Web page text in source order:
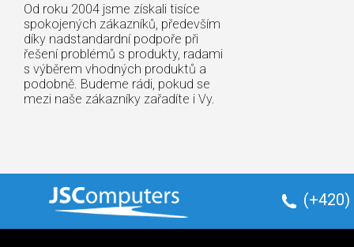
Od roku 2004 jsme získali tisíce
spokojených zákazníků, především
díky nadstandardní podpoře při
řešení problémů s produkty, radami
s výběrem vhodných produktů a
podobně. Budeme rádi, pokud se
mezi naše zákazníky zařadíte i Vy.
(+420)